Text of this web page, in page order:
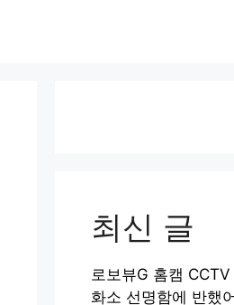
최신 글
로보뷰G 홈캠
화소 선명함에 반했